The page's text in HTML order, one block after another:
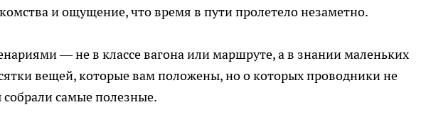
и ощущение, что время в пути пролетело незаметно.
— не в классе вагона или маршруте, а в знании маленьких
вещей, которые вам положены, но о которых проводники не
самые полезные.